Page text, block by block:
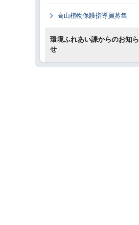
高山植物保護指導員募集
環境ふれあい課からのお知ら
せ